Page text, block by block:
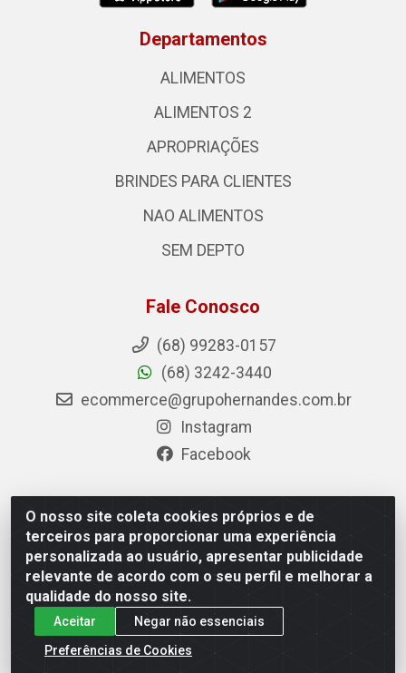
O nosso site coleta cookies próprios e de
terceiros para proporcionar uma experiência
personalizada ao usuário, apresentar publicidade
relevante de acordo com o seu perfil e melhorar a
qualidade do nosso site.
Aceitar
Negar não essenciais
Preferências de Cookies
Departamentos
ALIMENTOS
ALIMENTOS 2
APROPRIAÇÕES
BRINDES PARA CLIENTES
NAO ALIMENTOS
SEM DEPTO
Fale Conosco
(68) 99283-0157
(68) 3242-3440
ecommerce@grupohernandes.com.br
Instagram
Facebook
Hernandes - Atacado e Distribuições - Rodovia
Transacreana, 2155 - Floresta Sul, Rio Branco/AC - CEP
69.912-290 - CNPJ 12.996.556/0001-69